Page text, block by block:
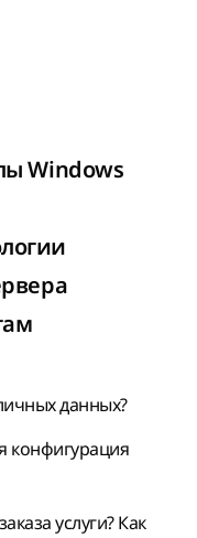
Windows
данных?
конфигурация
услуги? Как